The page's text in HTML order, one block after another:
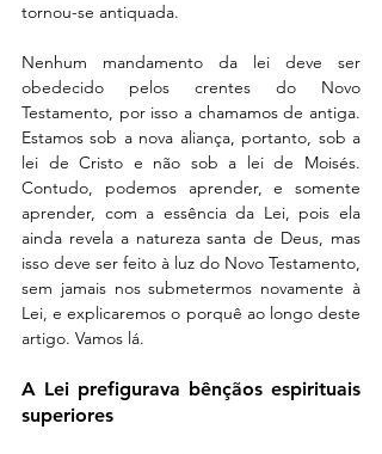
tornou-se antiquada.
Nenhum mandamento da lei deve ser
obedecido pelos crentes do Novo
Testamento, por isso a chamamos de antiga.
Estamos sob a nova aliança, portanto, sob a
lei de Cristo e não sob a lei de Moisés.
Contudo, podemos aprender, e somente
aprender, com a essência da Lei, pois ela
ainda revela a natureza santa de Deus, mas
isso deve ser feito à luz do Novo Testamento,
sem jamais nos submetermos novamente à
Lei, e explicaremos o porquê ao longo deste
artigo. Vamos lá.
A Lei prefigurava bênçãos espirituais
superiores